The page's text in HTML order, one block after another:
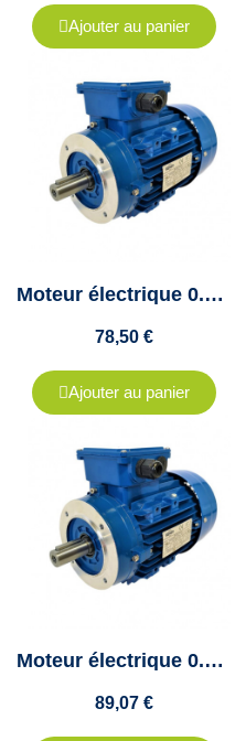
Ajouter au panier
Moteur électrique 0.25Kw - 230/400V - 1500Tr/min - 63 B14 - Cemer
78,50 €
Ajouter au panier
Moteur électrique 0.37 Kw -1500Tr/min - B14 - triphasé 230/400V - Cemer
89,07 €